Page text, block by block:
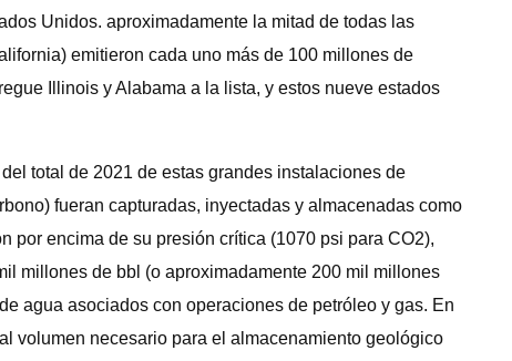
Unidos. aproximadamente la mitad de todas las
emitieron cada uno más de 100 millones de
Illinois y Alabama a la lista, y estos nueve estados
total de 2021 de estas grandes instalaciones de
fueran capturadas, inyectadas y almacenadas como
por encima de su presión crítica (1070 psi para CO2),
millones de bbl (o aproximadamente 200 mil millones
agua asociados con operaciones de petróleo y gas. En
volumen necesario para el almacenamiento geológico